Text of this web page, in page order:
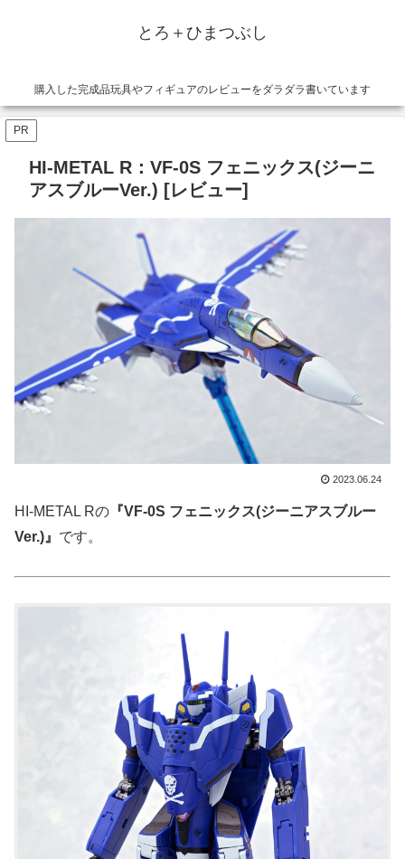
とろ＋ひまつぶし
購入した完成品玩具やフィギュアのレビューをダラダラ書いています
PR
HI-METAL R：VF-0S フェニックス(ジーニ
アスブルーVer.) [レビュー]
2023.06.24
HI-METAL Rの 『VF-0S フェニックス(ジーニアスブルー
Ver.)』 です。